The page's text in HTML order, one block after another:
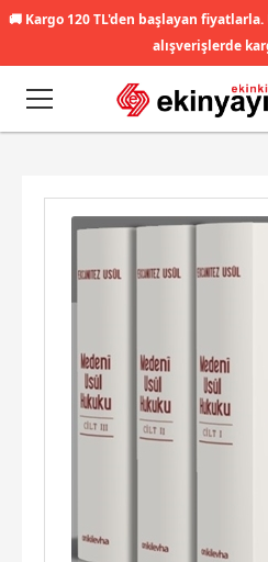
🚚 Kargo 120 TL'den başlayan
alışverişlerde